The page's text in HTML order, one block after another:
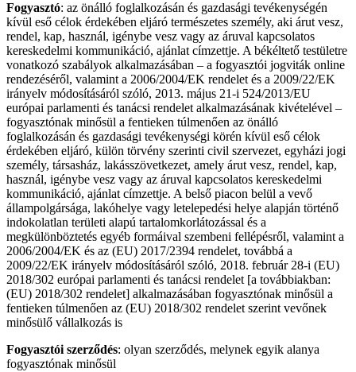
Fogyasztó: az önálló foglalkozásán és gazdasági tevékenységén
kívül eső célok érdekében eljáró természetes személy, aki árut vesz,
rendel, kap, használ, igénybe vesz vagy az áruval kapcsolatos
kereskedelmi kommunikáció, ajánlat címzettje. A békéltető testületre
vonatkozó szabályok alkalmazásában – a fogyasztói jogviták online
rendezéséről, valamint a 2006/2004/EK rendelet és a 2009/22/EK
irányelv módosításáról szóló, 2013. május 21-i 524/2013/EU
európai parlamenti és tanácsi rendelet alkalmazásának kivételével –
fogyasztónak minősül a fentieken túlmenően az önálló
foglalkozásán és gazdasági tevékenységi körén kívül eső célok
érdekében eljáró, külön törvény szerinti civil szervezet, egyházi jogi
személy, társasház, lakásszövetkezet, amely árut vesz, rendel, kap,
használ, igénybe vesz vagy az áruval kapcsolatos kereskedelmi
kommunikáció, ajánlat címzettje. A belső piacon belül a vevő
állampolgársága, lakóhelye vagy letelepedési helye alapján történő
indokolatlan területi alapú tartalomkorlátozással és a
megkülönböztetés egyéb formáival szembeni fellépésről, valamint a
2006/2004/EK és az (EU) 2017/2394 rendelet, továbbá a
2009/22/EK irányelv módosításáról szóló, 2018. február 28-i (EU)
2018/302 európai parlamenti és tanácsi rendelet [a továbbiakban:
(EU) 2018/302 rendelet] alkalmazásában fogyasztónak minősül a
fentieken túlmenően az (EU) 2018/302 rendelet szerint vevőnek
minősülő vállalkozás is
Fogyasztói szerződés: olyan szerződés, melynek egyik alanya
fogyasztónak minősül